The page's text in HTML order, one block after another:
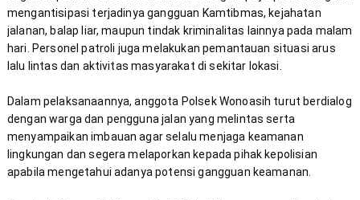
mengantisipasi terjadinya gangguan Kamtibmas, kejahatan
jalanan, balap liar, maupun tindak kriminalitas lainnya pada malam
hari. Personel patroli juga melakukan pemantauan situasi arus
Dalam pelaksanaannya, anggota Polsek Wonoasih turut berdialog
dengan warga dan pengguna jalan yang melintas serta
menyampaikan imbauan agar selalu menjaga keamanan
lingkungan dan segera melaporkan kepada pihak kepolisian